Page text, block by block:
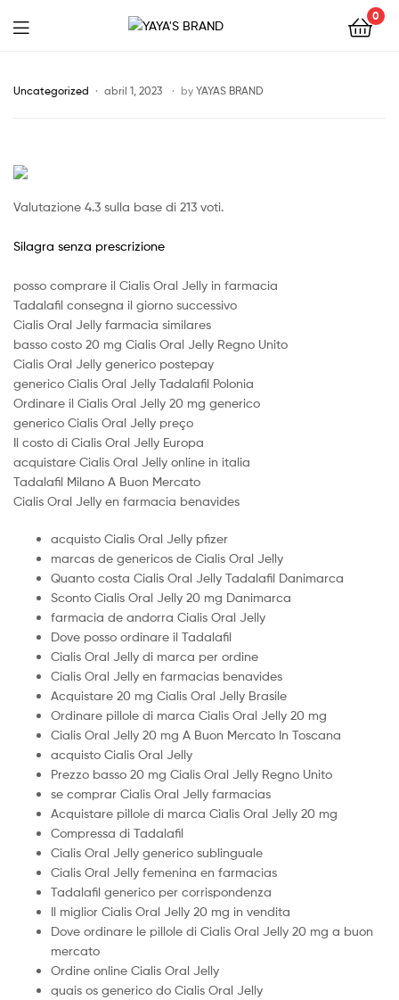
BRAND
0
Uncategorized abril 1, 2023 by YAYAS BRAND
Valutazione 4.3 sulla base di 213 voti.
Silagra senza prescrizione
posso comprare il Cialis Oral Jelly in farmacia
Tadalafil consegna il giorno successivo
Cialis Oral Jelly farmacia similares
basso costo 20 mg Cialis Oral Jelly Regno Unito
Cialis Oral Jelly generico postepay
generico Cialis Oral Jelly Tadalafil Polonia
Ordinare il Cialis Oral Jelly 20 mg generico
generico Cialis Oral Jelly preço
Il costo di Cialis Oral Jelly Europa
acquistare Cialis Oral Jelly online in italia
Tadalafil Milano A Buon Mercato
Cialis Oral Jelly en farmacia benavides
acquisto Cialis Oral Jelly pfizer
marcas de genericos de Cialis Oral Jelly
Quanto costa Cialis Oral Jelly Tadalafil Danimarca
Sconto Cialis Oral Jelly 20 mg Danimarca
farmacia de andorra Cialis Oral Jelly
Dove posso ordinare il Tadalafil
Cialis Oral Jelly di marca per ordine
Cialis Oral Jelly en farmacias benavides
Acquistare 20 mg Cialis Oral Jelly Brasile
Ordinare pillole di marca Cialis Oral Jelly 20 mg
Cialis Oral Jelly 20 mg A Buon Mercato In Toscana
acquisto Cialis Oral Jelly
Prezzo basso 20 mg Cialis Oral Jelly Regno Unito
se comprar Cialis Oral Jelly farmacias
Acquistare pillole di marca Cialis Oral Jelly 20 mg
Compressa di Tadalafil
Cialis Oral Jelly generico sublinguale
Cialis Oral Jelly femenina en farmacias
Tadalafil generico per corrispondenza
Il miglior Cialis Oral Jelly 20 mg in vendita
Dove ordinare le pillole di Cialis Oral Jelly 20 mg a buon
mercato
Ordine online Cialis Oral Jelly
quais os generico do Cialis Oral Jelly